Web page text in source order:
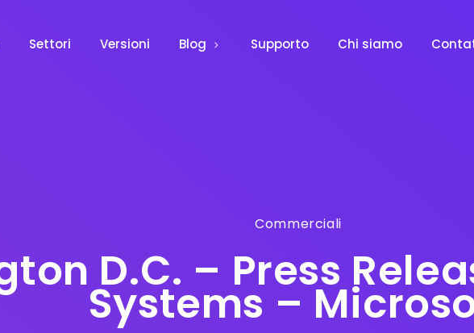
Settori Versioni Blog Supporto Chi siamo
Commerciali
D.C. – Press
Systems –